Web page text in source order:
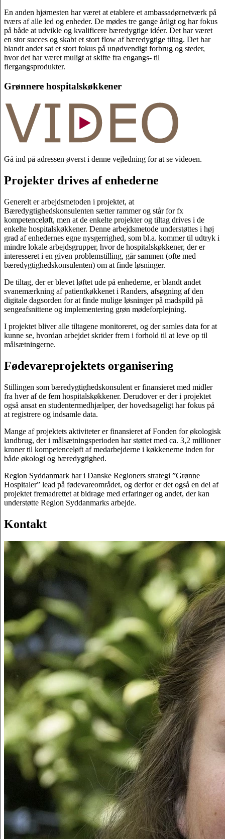
En anden hjørnesten har været at etablere et ambassadørnetværk på
tværs af alle led og enheder. De mødes tre gange årligt og har fokus
på både at udvikle og kvalificere bæredygtige idéer. Det har været
en stor succes og skabt et stort flow af bæredygtige tiltag. Det har
blandt andet sat et stort fokus på unødvendigt forbrug og steder,
hvor det har været muligt at skifte fra engangs- til
flergangsprodukter.
Grønnere hospitalskøkkener
Gå ind på adressen øverst i denne vejledning for at se videoen.
Projekter drives af enhederne
Generelt er arbejdsmetoden i projektet, at
Bæredygtighedskonsulenten sætter rammer og står for fx
kompetenceløft, men at de enkelte projekter og tiltag drives i de
enkelte hospitalskøkkener. Denne arbejdsmetode understøttes i høj
grad af enhedernes egne nysgerrighed, som bl.a. kommer til udtryk i
mindre lokale arbejdsgrupper, hvor de hospitalskøkkener, der er
interesseret i en given problemstilling, går sammen (ofte med
bæredygtighedskonsulenten) om at finde løsninger.
De tiltag, der er blevet løftet ude på enhederne, er blandt andet
svanemærkning af patientkøkkenet i Randers, afsøgning af den
digitale dagsorden for at finde mulige løsninger på madspild på
sengeafsnittene og implementering grøn mødeforplejning.
I projektet bliver alle tiltagene monitoreret, og der samles data for at
kunne se, hvordan arbejdet skrider frem i forhold til at leve op til
målsætningerne.
Fødevareprojektets organisering
Stillingen som bæredygtighedskonsulent er finansieret med midler
fra hver af de fem hospitalskøkkener. Derudover er der i projektet
også ansat en studentermedhjælper, der hovedsageligt har fokus på
at registrere og indsamle data.
Mange af projektets aktiviteter er finansieret af Fonden for økologisk
landbrug, der i målsætningsperioden har støttet med ca. 3,2 millioner
kroner til kompetenceløft af medarbejderne i køkkenerne inden for
både økologi og bæredygtighed.
Region Syddanmark har i Danske Regioners strategi ”Grønne
Hospitaler” lead på fødevareområdet, og derfor er det også en del af
projektet fremadrettet at bidrage med erfaringer og andet, der kan
understøtte Region Syddanmarks arbejde.
Kontakt